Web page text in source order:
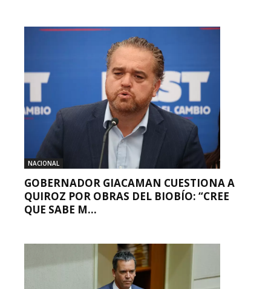
NACIONAL
GOBERNADOR GIACAMAN CUESTIONA A
QUIROZ POR OBRAS DEL BIOBÍO: “CREE
QUE SABE M...